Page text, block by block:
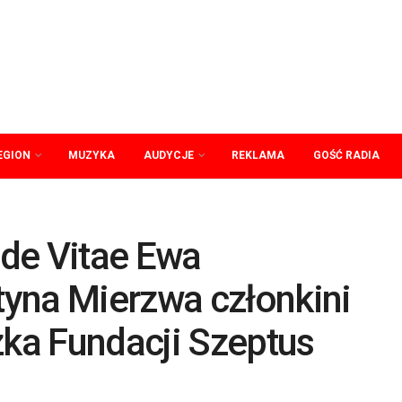
MUZYKA AUDYCJE REKLAMA GOŚĆ RADIA
Vitae Ewa
Mierzwa członkini
Fundacji Szeptus